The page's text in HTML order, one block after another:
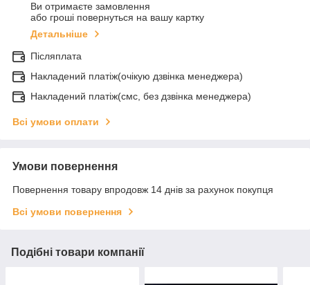
Ви отримаєте замовлення
або гроші повернуться на вашу картку
Детальніше
Післяплата
Накладений платіж(очікую дзвінка менеджера)
Накладений платіж(смс, без дзвінка менеджера)
Всі умови оплати
Умови повернення
Повернення товару впродовж 14 днів за рахунок покупця
Всі умови повернення
Подібні товари компанії